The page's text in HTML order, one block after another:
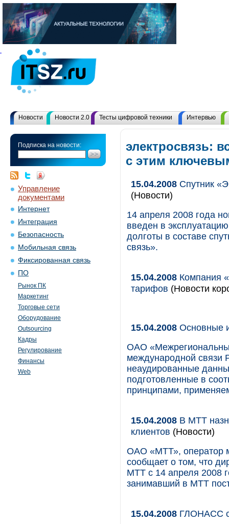
Новости Новости 2.0 Тесты цифровой техники Интервью
Подписка на новости:
Управление
документами
Интернет
Интеграция
Безопасность
Мобильная связь
Фиксированная связь
ПО
Рынок ПК
Маркетинг
Торговые сети
Оборудование
Outsourcing
Кадры
Регулирование
Финансы
Web
электросвязь:
с этим
15.04.2008 Спутник
(Новости)
14 апреля 2008 года
введен в
долготы в составе
связь».
15.04.2008 Компания
тарифов (Новости
15.04.2008 Основные
ОАО
международной связи
неаудированные
подготовленные в
принципами,
15.04.2008 В МТТ
клиентов (Новости)
ОАО «МТТ», оператор
сообщает о том, что
МТТ с 14 апреля 2008
занимавший в МТТ
15.04.2008 ГЛОНАСС